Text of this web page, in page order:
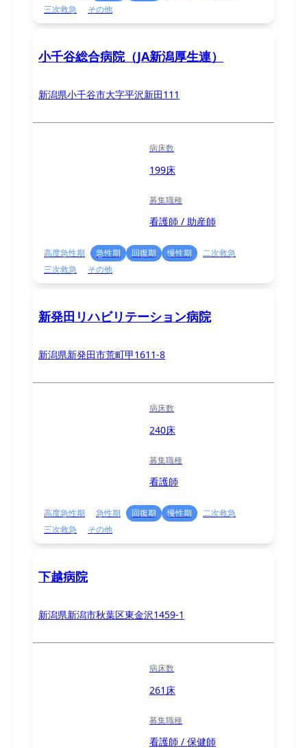
三次救急
その他
小千谷総合病院（JA新潟厚生連）
新潟県小千谷市大字平沢新田111
病床数
199床
募集職種
看護師 / 助産師
高度急性期 急性期 回復期 慢性期
二次救急
三次救急
その他
新発田リハビリテーション病院
新潟県新発田市荒町甲1611-8
病床数
240床
募集職種
看護師
高度急性期 急性期 回復期 慢性期
二次救急
三次救急
その他
下越病院
新潟県新潟市秋葉区東金沢1459-1
病床数
261床
募集職種
看護師 / 保健師